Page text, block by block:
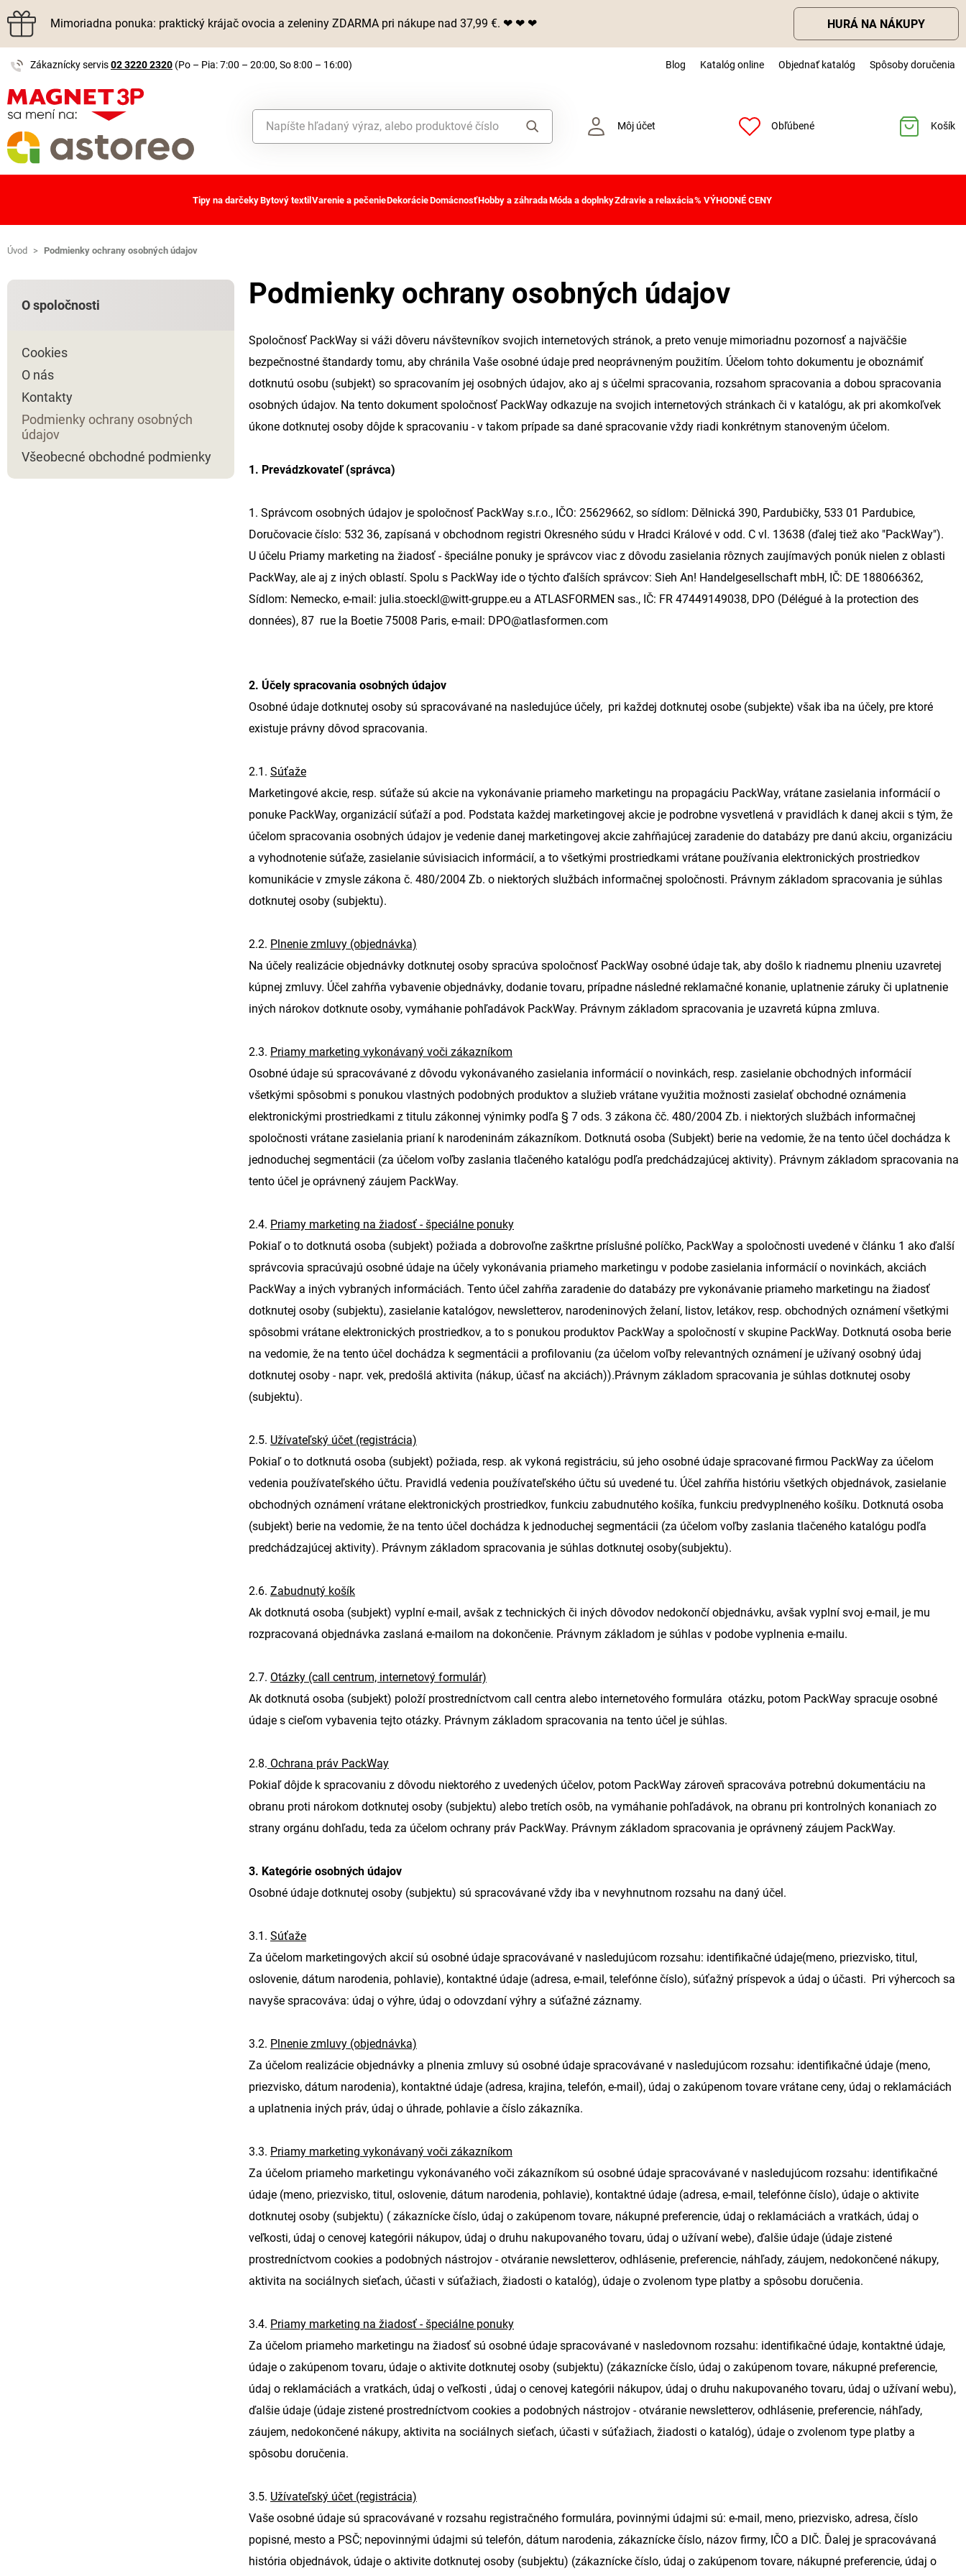
Mimoriadna ponuka: praktický krájač ovocia a zeleniny ZDARMA pri nákupe nad 37,99 €. ❤ ❤ ❤ HURÁ NA NÁKUPY
Zákaznícky servis02 3220 2320 (Po – Pia: 7:00 – 20:00, So 8:00 – 16:00) Blog Katalóg online Objednať katalóg Spôsoby doručenia
Môj účet Obľúbené Košík
Tipy na darčekyBytový textil Varenie a pečenieDekorácieDomácnosťHobby a záhradaMóda a doplnkyZdravie a relaxácia% VÝHODNÉ CENY
Úvod > Podmienky ochrany osobných údajov
O spoločnosti
Cookies
O nás
Kontakty
Podmienky ochrany osobných
údajov
Všeobecné obchodné podmienky
Podmienky ochrany osobných údajov
Spoločnosť PackWay si váži dôveru návštevníkov svojich internetových stránok, a preto venuje mimoriadnu pozornosť a najväčšie
bezpečnostné štandardy tomu, aby chránila Vaše osobné údaje pred neoprávneným použitím. Účelom tohto dokumentu je oboznámiť
dotknutú osobu (subjekt) so spracovaním jej osobných údajov, ako aj s účelmi spracovania, rozsahom spracovania a dobou spracovania
osobných údajov. Na tento dokument spoločnosť PackWay odkazuje na svojich internetových stránkach či v katalógu, ak pri akomkoľvek
úkone dotknutej osoby dôjde k spracovaniu - v takom prípade sa dané spracovanie vždy riadi konkrétnym stanoveným účelom.
1. Prevádzkovateľ (správca)
1. Správcom osobných údajov je spoločnosť PackWay s.r.o., IČO: 25629662, so sídlom: Dělnická 390, Pardubičky, 533 01 Pardubice,
Doručovacie číslo: 532 36, zapísaná v obchodnom registri Okresného súdu v Hradci Králové v odd. C vl. 13638 (ďalej tiež ako "PackWay").
U účelu Priamy marketing na žiadosť - špeciálne ponuky je správcov viac z dôvodu zasielania rôznych zaujímavých ponúk nielen z oblasti
PackWay, ale aj z iných oblastí. Spolu s PackWay ide o týchto ďalších správcov: Sieh An! Handelgesellschaft mbH, IČ: DE 188066362,
Sídlom: Nemecko, e-mail: julia.stoeckl@witt-gruppe.eu a ATLASFORMEN sas., IČ: FR 47449149038, DPO (Délégué à la protection des
données), 87 rue la Boetie 75008 Paris, e-mail: DPO@atlasformen.com
2. Účely spracovania osobných údajov
Osobné údaje dotknutej osoby sú spracovávané na nasledujúce účely, pri každej dotknutej osobe (subjekte) však iba na účely, pre ktoré
existuje právny dôvod spracovania.
2.1. Súťaže
Marketingové akcie, resp. súťaže sú akcie na vykonávanie priameho marketingu na propagáciu PackWay, vrátane zasielania informácií o
ponuke PackWay, organizácií súťaží a pod. Podstata každej marketingovej akcie je podrobne vysvetlená v pravidlách k danej akcii s tým, že
účelom spracovania osobných údajov je vedenie danej marketingovej akcie zahŕňajúcej zaradenie do databázy pre danú akciu, organizáciu
a vyhodnotenie súťaže, zasielanie súvisiacich informácií, a to všetkými prostriedkami vrátane používania elektronických prostriedkov
komunikácie v zmysle zákona č. 480/2004 Zb. o niektorých službách informačnej spoločnosti. Právnym základom spracovania je súhlas
dotknutej osoby (subjektu).
2.2. Plnenie zmluvy (objednávka)
Na účely realizácie objednávky dotknutej osoby spracúva spoločnosť PackWay osobné údaje tak, aby došlo k riadnemu plneniu uzavretej
kúpnej zmluvy. Účel zahŕňa vybavenie objednávky, dodanie tovaru, prípadne následné reklamačné konanie, uplatnenie záruky či uplatnenie
iných nárokov dotknute osoby, vymáhanie pohľadávok PackWay. Právnym základom spracovania je uzavretá kúpna zmluva.
2.3. Priamy marketing vykonávaný voči zákazníkom
Osobné údaje sú spracovávané z dôvodu vykonávaného zasielania informácií o novinkách, resp. zasielanie obchodných informácií
všetkými spôsobmi s ponukou vlastných podobných produktov a služieb vrátane využitia možnosti zasielať obchodné oznámenia
elektronickými prostriedkami z titulu zákonnej výnimky podľa § 7 ods. 3 zákona čč. 480/2004 Zb. i niektorých službách informačnej
spoločnosti vrátane zasielania prianí k narodeninám zákazníkom. Dotknutá osoba (Subjekt) berie na vedomie, že na tento účel dochádza k
jednoduchej segmentácii (za účelom voľby zaslania tlačeného katalógu podľa predchádzajúcej aktivity). Právnym základom spracovania na
tento účel je oprávnený záujem PackWay.
2.4. Priamy marketing na žiadosť - špeciálne ponuky
Pokiaľ o to dotknutá osoba (subjekt) požiada a dobrovoľne zaškrtne príslušné políčko, PackWay a spoločnosti uvedené v článku 1 ako ďalší
správcovia spracúvajú osobné údaje na účely vykonávania priameho marketingu v podobe zasielania informácií o novinkách, akciách
PackWay a iných vybraných informáciách. Tento účel zahŕňa zaradenie do databázy pre vykonávanie priameho marketingu na žiadosť
dotknutej osoby (subjektu), zasielanie katalógov, newsletterov, narodeninových želaní, listov, letákov, resp. obchodných oznámení všetkými
spôsobmi vrátane elektronických prostriedkov, a to s ponukou produktov PackWay a spoločností v skupine PackWay. Dotknutá osoba berie
na vedomie, že na tento účel dochádza k segmentácii a profilovaniu (za účelom voľby relevantných oznámení je užívaný osobný údaj
dotknutej osoby - napr. vek, predošlá aktivita (nákup, účasť na akciách)).Právnym základom spracovania je súhlas dotknutej osoby
(subjektu).
2.5. Užívateľský účet (registrácia)
Pokiaľ o to dotknutá osoba (subjekt) požiada, resp. ak vykoná registráciu, sú jeho osobné údaje spracované firmou PackWay za účelom
vedenia používateľského účtu. Pravidlá vedenia používateľského účtu sú uvedené tu. Účel zahŕňa históriu všetkých objednávok, zasielanie
obchodných oznámení vrátane elektronických prostriedkov, funkciu zabudnutého košíka, funkciu predvyplneného košíku. Dotknutá osoba
(subjekt) berie na vedomie, že na tento účel dochádza k jednoduchej segmentácii (za účelom voľby zaslania tlačeného katalógu podľa
predchádzajúcej aktivity). Právnym základom spracovania je súhlas dotknutej osoby(subjektu).
2.6. Zabudnutý košík
Ak dotknutá osoba (subjekt) vyplní e-mail, avšak z technických či iných dôvodov nedokončí objednávku, avšak vyplní svoj e-mail, je mu
rozpracovaná objednávka zaslaná e-mailom na dokončenie. Právnym základom je súhlas v podobe vyplnenia e-mailu.
2.7. Otázky (call centrum, internetový formulár)
Ak dotknutá osoba (subjekt) položí prostredníctvom call centra alebo internetového formulára otázku, potom PackWay spracuje osobné
údaje s cieľom vybavenia tejto otázky. Právnym základom spracovania na tento účel je súhlas.
2.8. Ochrana práv PackWay
Pokiaľ dôjde k spracovaniu z dôvodu niektorého z uvedených účelov, potom PackWay zároveň spracováva potrebnú dokumentáciu na
obranu proti nárokom dotknutej osoby (subjektu) alebo tretích osôb, na vymáhanie pohľadávok, na obranu pri kontrolných konaniach zo
strany orgánu dohľadu, teda za účelom ochrany práv PackWay. Právnym základom spracovania je oprávnený záujem PackWay.
3. Kategórie osobných údajov
Osobné údaje dotknutej osoby (subjektu) sú spracovávané vždy iba v nevyhnutnom rozsahu na daný účel.
3.1. Súťaže
Za účelom marketingových akcií sú osobné údaje spracovávané v nasledujúcom rozsahu: identifikačné údaje(meno, priezvisko, titul,
oslovenie, dátum narodenia, pohlavie), kontaktné údaje (adresa, e-mail, telefónne číslo), súťažný príspevok a údaj o účasti. Pri výhercoch sa
navyše spracováva: údaj o výhre, údaj o odovzdaní výhry a súťažné záznamy.
3.2. Plnenie zmluvy (objednávka)
Za účelom realizácie objednávky a plnenia zmluvy sú osobné údaje spracovávané v nasledujúcom rozsahu: identifikačné údaje (meno,
priezvisko, dátum narodenia), kontaktné údaje (adresa, krajina, telefón, e-mail), údaj o zakúpenom tovare vrátane ceny, údaj o reklamáciách
a uplatnenia iných práv, údaj o úhrade, pohlavie a číslo zákazníka.
3.3. Priamy marketing vykonávaný voči zákazníkom
Za účelom priameho marketingu vykonávaného voči zákazníkom sú osobné údaje spracovávané v nasledujúcom rozsahu: identifikačné
údaje (meno, priezvisko, titul, oslovenie, dátum narodenia, pohlavie), kontaktné údaje (adresa, e-mail, telefónne číslo), údaje o aktivite
dotknutej osoby (subjektu) ( zákaznícke číslo, údaj o zakúpenom tovare, nákupné preferencie, údaj o reklamáciách a vratkách, údaj o
veľkosti, údaj o cenovej kategórii nákupov, údaj o druhu nakupovaného tovaru, údaj o užívaní webe), ďalšie údaje (údaje zistené
prostredníctvom cookies a podobných nástrojov - otváranie newsletterov, odhlásenie, preferencie, náhľady, záujem, nedokončené nákupy,
aktivita na sociálnych sieťach, účasti v súťažiach, žiadosti o katalóg), údaje o zvolenom type platby a spôsobu doručenia.
3.4. Priamy marketing na žiadosť - špeciálne ponuky
Za účelom priameho marketingu na žiadosť sú osobné údaje spracovávané v nasledovnom rozsahu: identifikačné údaje, kontaktné údaje,
údaje o zakúpenom tovaru, údaje o aktivite dotknutej osoby (subjektu) (zákaznícke číslo, údaj o zakúpenom tovare, nákupné preferencie,
údaj o reklamáciách a vratkách, údaj o veľkosti , údaj o cenovej kategórii nákupov, údaj o druhu nakupovaného tovaru, údaj o užívaní webu),
ďalšie údaje (údaje zistené prostredníctvom cookies a podobných nástrojov - otváranie newsletterov, odhlásenie, preferencie, náhľady,
záujem, nedokončené nákupy, aktivita na sociálnych sieťach, účasti v súťažiach, žiadosti o katalóg), údaje o zvolenom type platby a
spôsobu doručenia.
3.5. Užívateľský účet (registrácia)
Vaše osobné údaje sú spracovávané v rozsahu registračného formulára, povinnými údajmi sú: e-mail, meno, priezvisko, adresa, číslo
popisné, mesto a PSČ; nepovinnými údajmi sú telefón, dátum narodenia, zákaznícke číslo, názov firmy, IČO a DIČ. Ďalej je spracovávaná
história objednávok, údaje o aktivite dotknutej osoby (subjektu) (zákaznícke číslo, údaj o zakúpenom tovare, nákupné preferencie, údaj o